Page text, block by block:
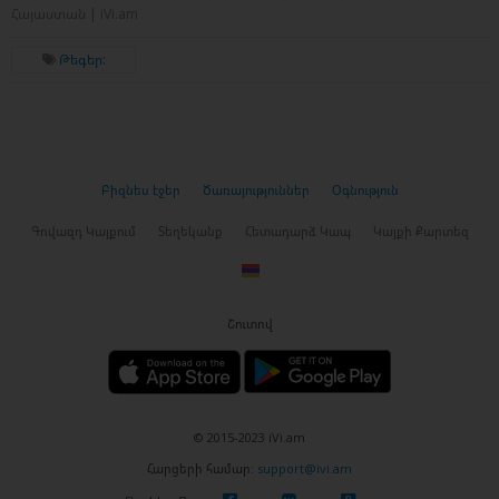
Թեգեր:
Բիզնես էջեր Ծառայություններ Օգնություն
Գովազդ Կայքում Տեղեկանք Հետադարձ Կապ Կայքի Քարտեզ
Շուտով
© 2015-2023 iVi.am
Հարցերի համար: support@ivi.am